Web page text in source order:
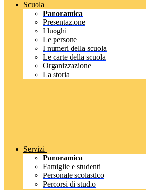
Scuola
Panoramica
Presentazione
I luoghi
Le persone
I numeri della scuola
Le carte della scuola
Organizzazione
La storia
Servizi
Panoramica
Famiglie e studenti
Personale scolastico
Percorsi di studio